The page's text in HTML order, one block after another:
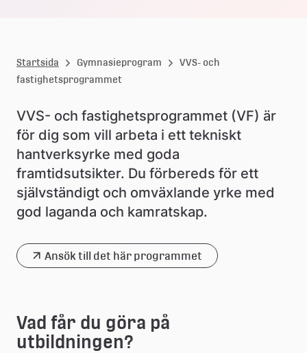
e
s
k
o
l
a
Startsida Gymnasieprogram
VVS- och
fastighetsprogrammet
VVS- och fastighetsprogrammet (VF) är
för dig som vill arbeta i ett tekniskt
hantverksyrke med goda
framtidsutsikter. Du förbereds för ett
självständigt och omväxlande yrke med
god laganda och kamratskap.
Ansök till det här programmet
Vad får du göra på
utbildningen?